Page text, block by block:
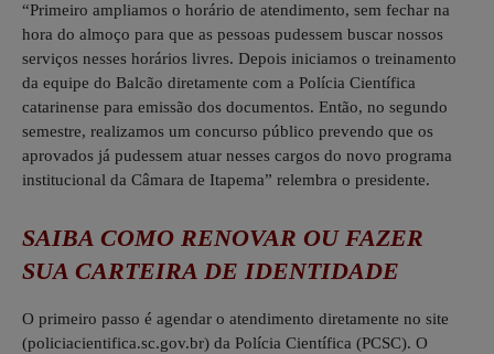
“Primeiro ampliamos o horário de atendimento, sem fechar na
hora do almoço para que as pessoas pudessem buscar nossos
serviços nesses horários livres. Depois iniciamos o treinamento
da equipe do Balcão diretamente com a Polícia Científica
catarinense para emissão dos documentos. Então, no segundo
semestre, realizamos um concurso público prevendo que os
aprovados já pudessem atuar nesses cargos do novo programa
institucional da Câmara de Itapema” relembra o presidente.
SAIBA COMO RENOVAR OU FAZER
SUA CARTEIRA DE IDENTIDADE
O primeiro passo é agendar o atendimento diretamente no site
(policiacientifica.sc.gov.br) da Polícia Científica (PCSC). O